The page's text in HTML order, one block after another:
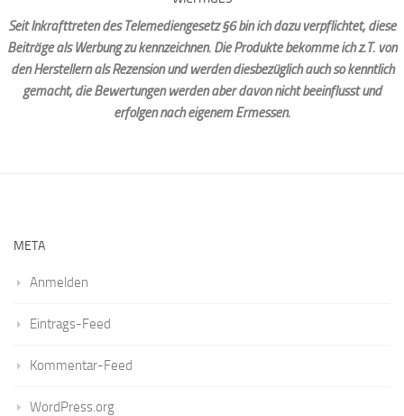
Seit Inkrafttreten des Telemediengesetz §6 bin ich dazu verpflichtet, diese
Beiträge als Werbung zu kennzeichnen. Die Produkte bekomme ich z.T. von
den Herstellern als Rezension und werden diesbezüglich auch so kenntlich
gemacht, die Bewertungen werden aber davon nicht beeinflusst und
erfolgen nach eigenem Ermessen.
META
Anmelden
Eintrags-Feed
Kommentar-Feed
WordPress.org